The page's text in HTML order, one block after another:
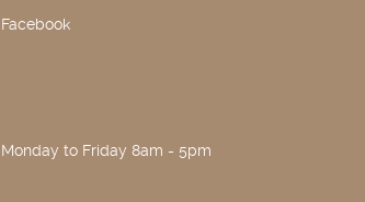
Facebook
Monday to Friday 8am - 5pm